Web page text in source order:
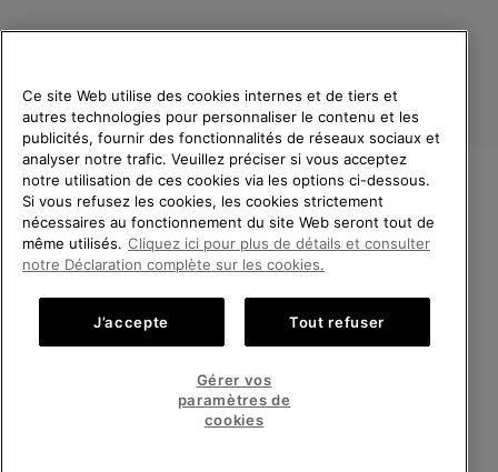
France
©2026 SOREL. Tous droits réservés.
Conditions Générales de Vente Garanties Légales
Impressum Public CBCR
Service client: Lun - Sam de 9h à 13h et de 14h à 18h
BIENVENUE CHEZ SOREL.
VEUILLEZ SÉLECTIONNER
VOTRE PAYS DE LIVRAISON.
Achats en ligne disponibles
Ce site Web utilise des cookies internes et de tiers et
autres technologies pour personnaliser le contenu et les
publicités, fournir des fonctionnalités de réseaux sociaux et
analyser notre trafic. Veuillez préciser si vous acceptez
notre utilisation de ces cookies via les options ci-dessous.
Si vous refusez les cookies, les cookies strictement
nécessaires au fonctionnement du site Web seront tout de
même utilisés. Cliquez ici pour plus de détails et consulter
notre Déclaration complète sur les cookies.
J’accepte Tout refuser
Gérer vos
paramètres de
cookies